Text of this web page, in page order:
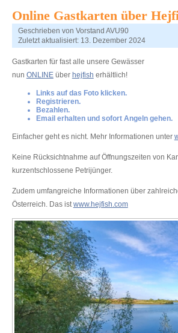
Online Gastkarten über
Geschrieben von Vorstand AVU90
Zuletzt aktualisiert: 13. Dezember 2024
Gastkarten für fast alle unsere Gewässer
nun ONLINEüber hejfish erhältlich!
Links auf das Foto klicken.
Registrieren.
Bezahlen.
Email erhalten und sofort Angeln gehen.
Einfacher geht es nicht. Mehr Informationen unter
Keine Rücksichtnahme auf Öffnungszeiten von
kurzentschlossene Petrijünger.
Zudem umfangreiche Informationen über
Österreich. Das istwww.hejfish.com